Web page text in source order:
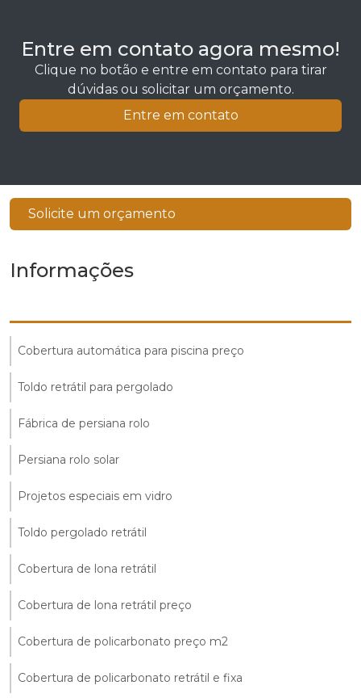
Entre em contato agora mesmo!
Clique no botão e entre em contato para tirar
dúvidas ou solicitar um orçamento.
Entre em contato
Solicite um orçamento
Informações
Cobertura automática para piscina preço
Toldo retrátil para pergolado
Fábrica de persiana rolo
Persiana rolo solar
Projetos especiais em vidro
Toldo pergolado retrátil
Cobertura de lona retrátil
Cobertura de lona retrátil preço
Cobertura de policarbonato preço m2
Cobertura de policarbonato retrátil e fixa